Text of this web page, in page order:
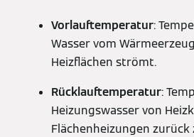
Vorlauftemperatur:
Wasser vom
Heizflächen strömt.
Rücklauftemperatur:
Heizungswasser von
Flächenheizungen zurück